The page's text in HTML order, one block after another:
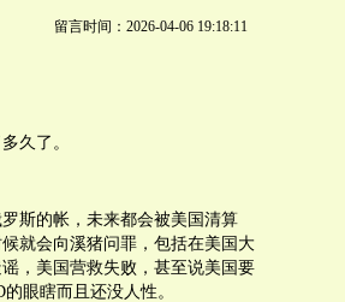
留言时间：2026-04-06 19:18:11
久了。
斯的帐，未来都会被美国清算
就会向溪猪问罪，包括在美国大
，美国营救失败，甚至说美国要
眼瞎而且还没人性。